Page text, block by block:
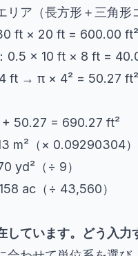
リア（長方形＋三角
ft × 20 ft = 600.00 ft²
0.5 × 10 ft × 8 ft =
ft → π × 4² = 50.27 ft²
50.27 = 690.27 ft²
m²（× 0.09290304）
yd²（÷ 9）
ac（÷ 43,560）
しています。どう入力